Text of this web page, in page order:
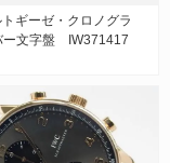
ギーゼ・クロノグラ
文字盤 IW371417